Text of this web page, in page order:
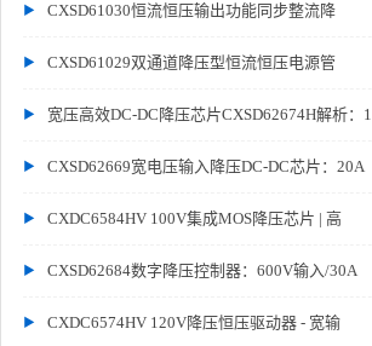
CXSD61030恒流恒压输出功能同步整流降
CXSD61029双通道降压型恒流恒压电源管
宽压高效DC-DC降压芯片CXSD62674H解析：1
CXSD62669宽电压输入降压DC-DC芯片：20A
CXDC6584HV 100V集成MOS降压芯片 | 高
CXSD62684数字降压控制器：600V输入/30A
CXDC6574HV 120V降压恒压驱动器 - 宽输